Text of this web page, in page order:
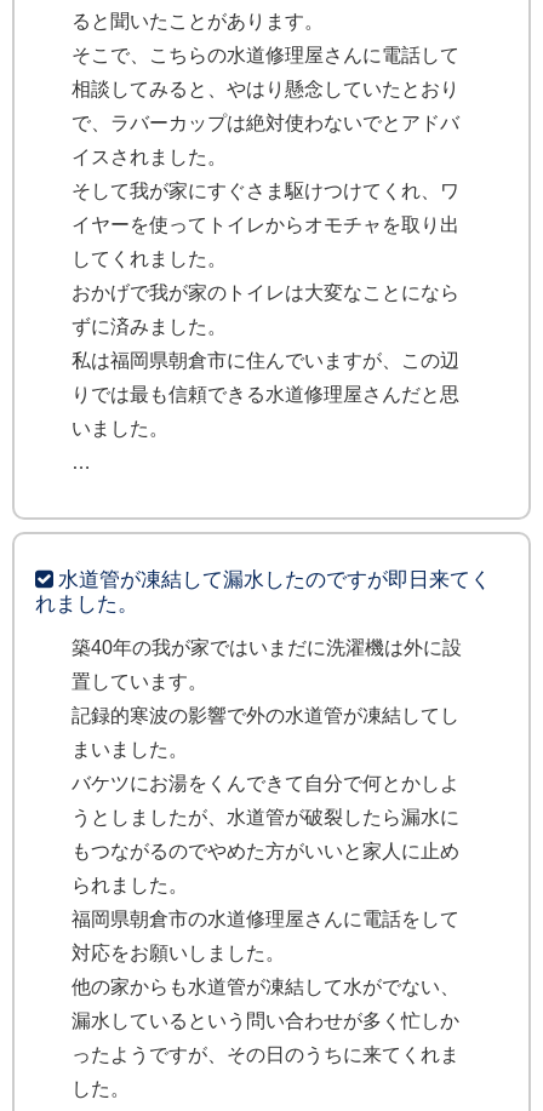
ると聞いたことがあります。
そこで、こちらの水道修理屋さんに電話して
相談してみると、やはり懸念していたとおり
で、ラバーカップは絶対使わないでとアドバ
イスされました。
そして我が家にすぐさま駆けつけてくれ、ワ
イヤーを使ってトイレからオモチャを取り出
してくれました。
おかげで我が家のトイレは大変なことになら
ずに済みました。
私は福岡県朝倉市に住んでいますが、この辺
りでは最も信頼できる水道修理屋さんだと思
いました。
水道管が凍結して漏水したのですが即日来てく
れました。
築40年の我が家ではいまだに洗濯機は外に設
置しています。
記録的寒波の影響で外の水道管が凍結してし
まいました。
バケツにお湯をくんできて自分で何とかしよ
うとしましたが、水道管が破裂したら漏水に
もつながるのでやめた方がいいと家人に止め
られました。
福岡県朝倉市の水道修理屋さんに電話をして
対応をお願いしました。
他の家からも水道管が凍結して水がでない、
漏水しているという問い合わせが多く忙しか
ったようですが、その日のうちに来てくれま
した。